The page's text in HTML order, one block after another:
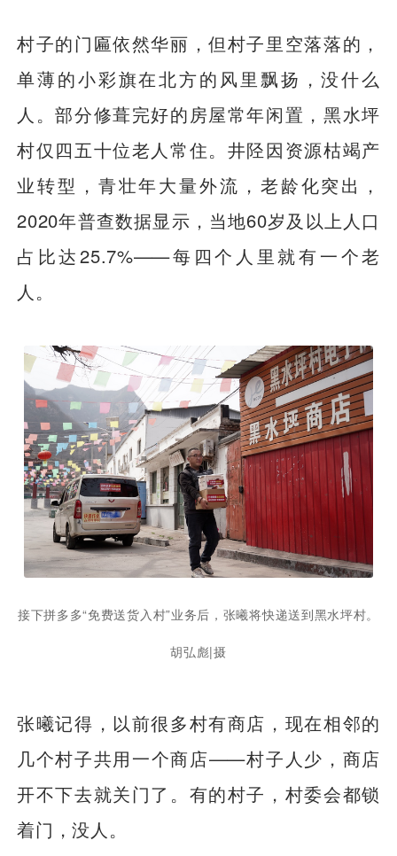
村子的门匾依然华丽，但村子里空落落的，
单薄的小彩旗在北方的风里飘扬，没什么
人。部分修葺完好的房屋常年闲置，黑水坪
村仅四五十位老人常住。井陉因资源枯竭产
业转型，青壮年大量外流，老龄化突出，
2020年普查数据显示，当地60岁及以上人口
占比达25.7%——每四个人里就有一个老
人。
接下拼多多“免费送货入村”业务后，张曦将快递送到黑水坪村。
胡弘彪|摄
张曦记得，以前很多村有商店，现在相邻的
几个村子共用一个商店——村子人少，商店
开不下去就关门了。有的村子，村委会都锁
着门，没人。